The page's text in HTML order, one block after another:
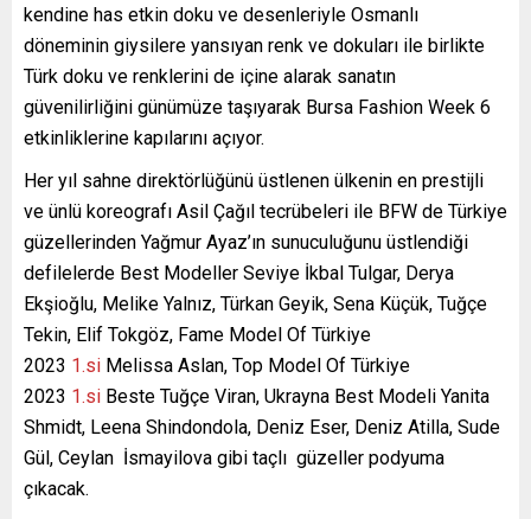
kendine has etkin doku ve desenleriyle Osmanlı
döneminin giysilere yansıyan renk ve dokuları ile birlikte
Türk doku ve renklerini de içine alarak sanatın
güvenilirliğini günümüze taşıyarak Bursa Fashion Week 6
etkinliklerine kapılarını açıyor.
Her yıl sahne direktörlüğünü üstlenen ülkenin en prestijli
ve ünlü koreografı Asil Çağıl tecrübeleri ile BFW de Türkiye
güzellerinden Yağmur Ayaz’ın sunuculuğunu üstlendiği
defilelerde Best Modeller Seviye İkbal Tulgar, Derya
Ekşioğlu, Melike Yalnız, Türkan Geyik, Sena Küçük, Tuğçe
Tekin, Elif Tokgöz, Fame Model Of Türkiye
2023 1.si Melissa Aslan, Top Model Of Türkiye
2023 1.si Beste Tuğçe Viran, Ukrayna Best Modeli Yanita
Shmidt, Leena Shindondola, Deniz Eser, Deniz Atilla, Sude
Gül, Ceylan İsmayilova gibi taçlı güzeller podyuma
çıkacak.